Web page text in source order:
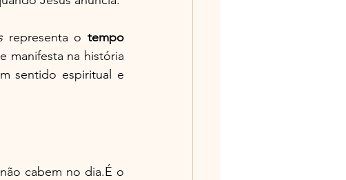
representa o tempo
manifesta na história
sentido espiritual e
cabem no dia.É o